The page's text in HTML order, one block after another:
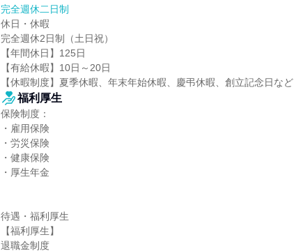
完全週休二日制
休日・休暇
完全週休2日制（土日祝）
【年間休日】125日
【有給休暇】10日～20日
【休暇制度】夏季休暇、年末年始休暇、慶弔休暇、創立記念日など
福利厚生
保険制度：
・雇用保険
・労災保険
・健康保険
・厚生年金
待遇・福利厚生
【福利厚生】
退職金制度